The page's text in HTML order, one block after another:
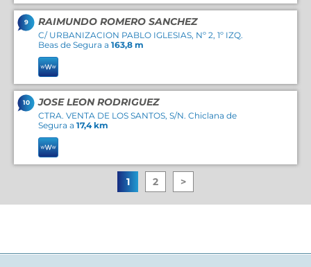
9 RAIMUNDO ROMERO SANCHEZ
C/ URBANIZACION PABLO IGLESIAS, Nº 2, 1º IZQ.
Beas de Segura a 163,8 m
10 JOSE LEON RODRIGUEZ
CTRA. VENTA DE LOS SANTOS, S/N. Chiclana de
Segura a 17,4 km
1 2 >